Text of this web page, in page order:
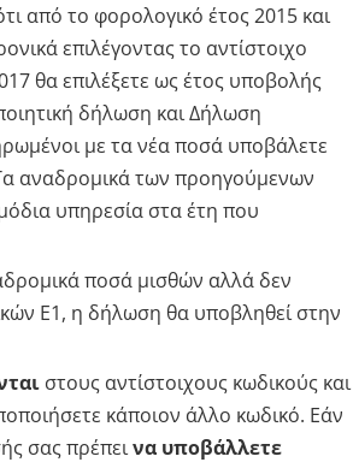
από το φορολογικό έτος 2015 και
επιλέγοντας το αντίστοιχο
θα επιλέξετε ως έτος υποβολής
δήλωση και Δήλωση
με τα νέα ποσά υποβάλετε
αναδρομικά των προηγούμενων
υπηρεσία στα έτη που
ποσά μισθών αλλά δεν
Ε1, η δήλωση θα υποβληθεί στην
στους αντίστοιχους κωδικούς και
κάποιον άλλο κωδικό. Εάν
σας πρέπεινα υποβάλλετε